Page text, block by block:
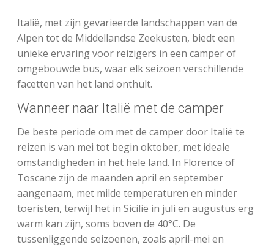
Italië, met zijn gevarieerde landschappen van de
Alpen tot de Middellandse Zeekusten, biedt een
unieke ervaring voor reizigers in een camper of
omgebouwde bus, waar elk seizoen verschillende
facetten van het land onthult.
Wanneer naar Italië met de camper
De beste periode om met de camper door Italië te
reizen is van mei tot begin oktober, met ideale
omstandigheden in het hele land. In Florence of
Toscane zijn de maanden april en september
aangenaam, met milde temperaturen en minder
toeristen, terwijl het in Sicilië in juli en augustus erg
warm kan zijn, soms boven de 40°C. De
tussenliggende seizoenen, zoals april-mei en